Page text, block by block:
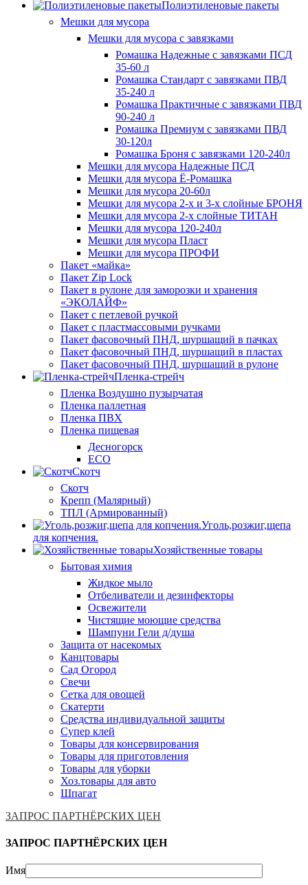
Полиэтиленовые пакеты
Мешки для мусора
Мешки для мусора с завязками
Ромашка Надежные с завязками ПСД
35-60 л
Ромашка Стандарт с завязками ПВД
35-240 л
Ромашка Практичные с завязками ПВД
90-240 л
Ромашка Премиум с завязками ПВД
30-120л
Ромашка Броня с завязками 120-240л
Мешки для мусора Надежные ПСД
Мешки для мусора Ё-Ромашка
Мешки для мусора 20-60л
Мешки для мусора 2-х и 3-х слойные БРОНЯ
Мешки для мусора 2-х слойные ТИТАН
Мешки для мусора 120-240л
Мешки для мусора Пласт
Мешки для мусора ПРОФИ
Пакет «майка»
Пакет Zip Lock
Пакет в рулоне для заморозки и хранения
«ЭКОЛАЙФ»
Пакет с петлевой ручкой
Пакет с пластмассовыми ручками
Пакет фасовочный ПНД, шуршащий в пачках
Пакет фасовочный ПНД, шуршащий в пластах
Пакет фасовочный ПНД, шуршащий в рулоне
Пленка-стрейч
Пленка Воздушно пузырчатая
Пленка паллетная
Пленка ПВХ
Пленка пищевая
Десногорск
ECO
Скотч
Скотч
Крепп (Малярный)
ТПЛ (Армированный)
Уголь,розжиг,щепа
для копчения.
Хозяйственные товары
Бытовая химия
Жидкое мыло
Отбеливатели и дезинфекторы
Освежители
Чистящие моющие средства
Шампуни Гели д/душа
Защита от насекомых
Канцтовары
Сад Огород
Свечи
Сетка для овощей
Скатерти
Средства индивидуальной защиты
Супер клей
Товары для консервирования
Товары для приготовления
Товары для уборки
Хоз.товары для авто
Шпагат
ЗАПРОС ПАРТНЁРСКИХ ЦЕН
ЗАПРОС ПАРТНЁРСКИХ ЦЕН
Имя